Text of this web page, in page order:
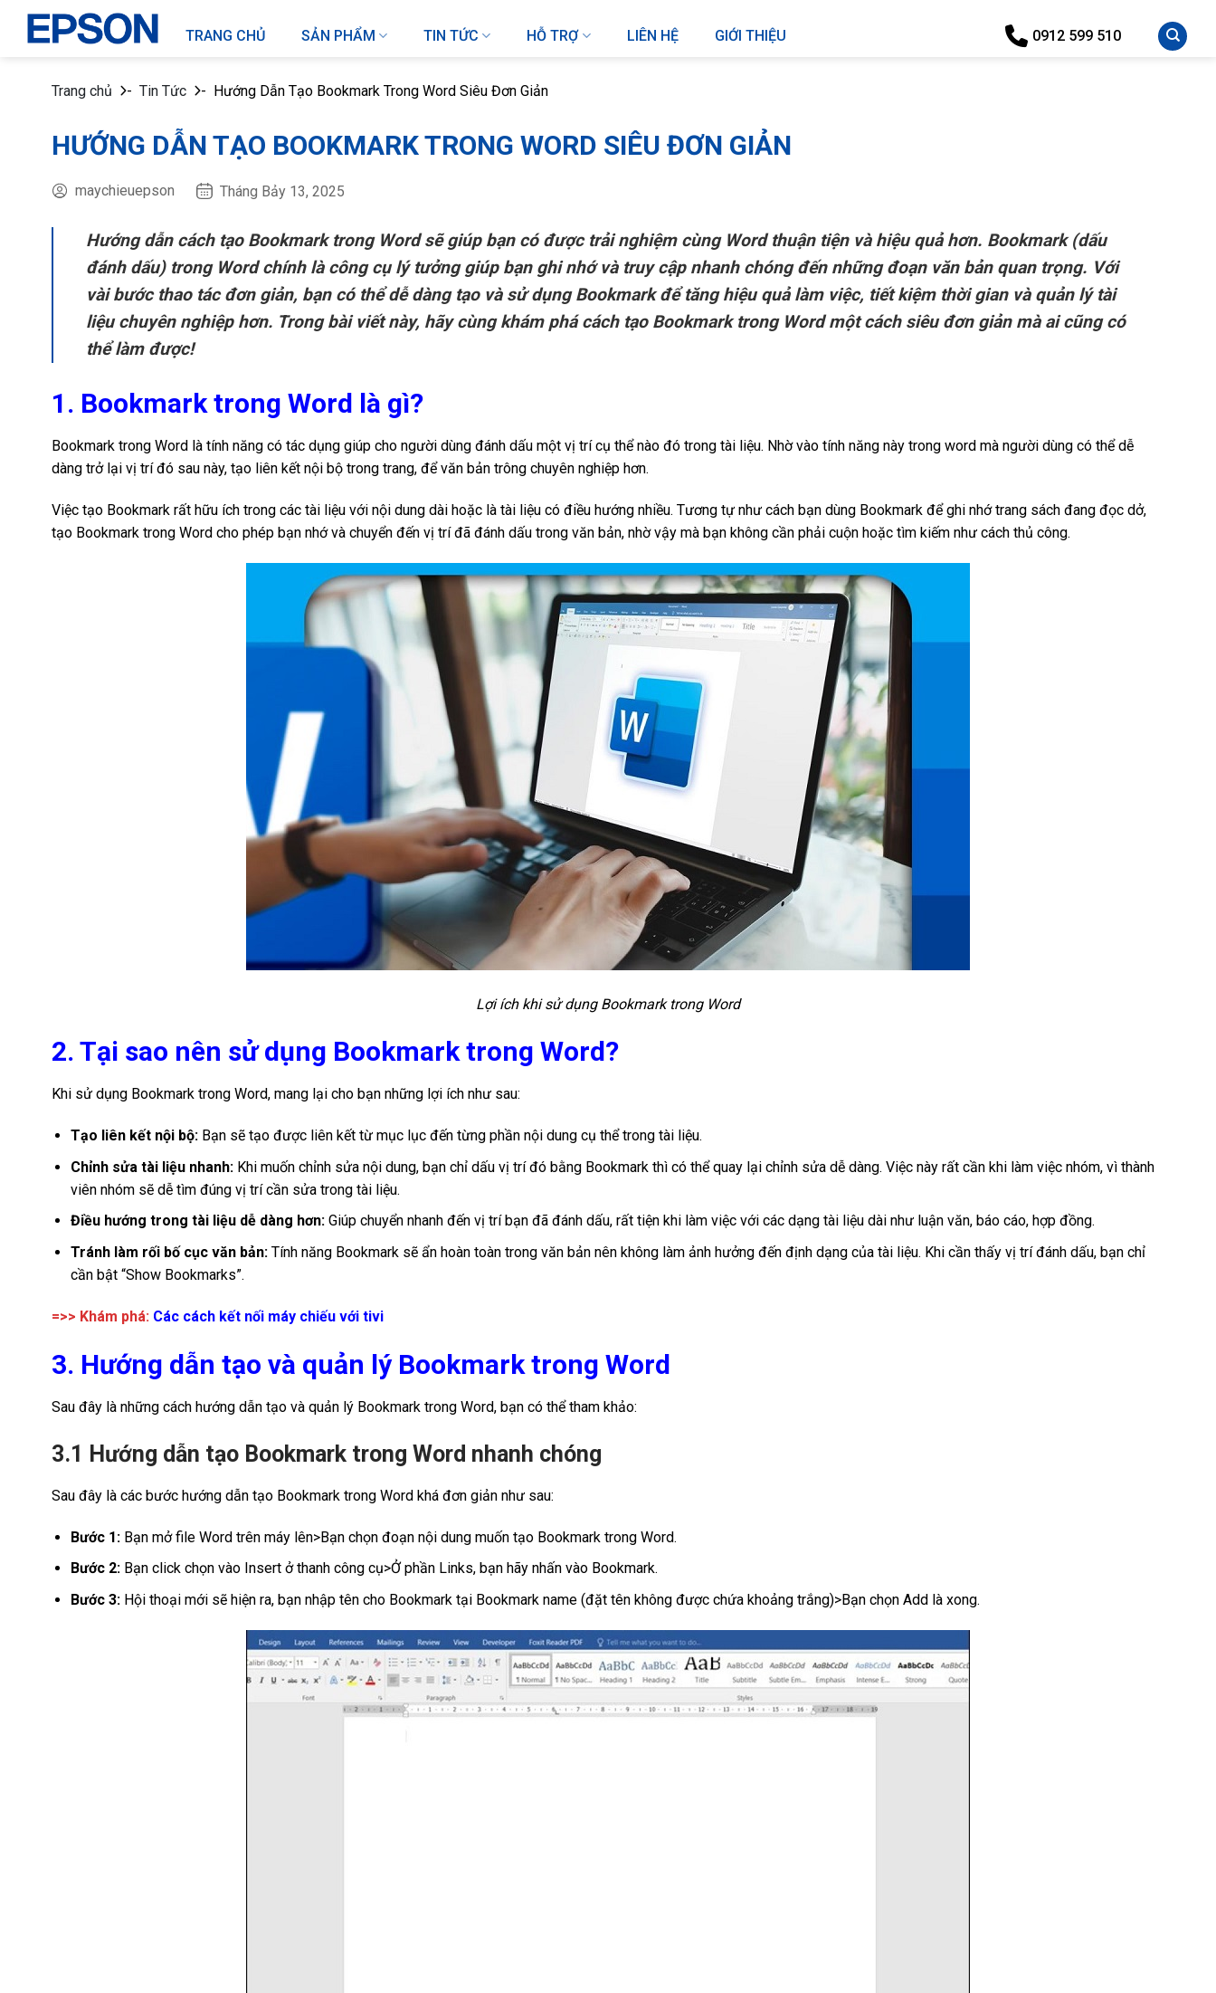
Chuyển
TRANG CHỦ SẢN PHẨM TIN TỨC HỖ TRỢ LIÊN HỆ GIỚI THIỆU 0912 599 510
Trang chủ - Tin Tức - Hướng Dẫn Tạo Bookmark Trong Word Siêu Đơn Giản
HƯỚNG DẪN TẠO BOOKMARK TRONG WORD SIÊU ĐƠN GIẢN
maychieuepson Tháng Bảy 13, 2025
Hướng dẫn cách tạo Bookmark trong Word sẽ giúp bạn có được trải nghiệm cùng Word thuận tiện và hiệu quả hơn. Bookmark (dấu
đánh dấu) trong Word chính là công cụ lý tưởng giúp bạn ghi nhớ và truy cập nhanh chóng đến những đoạn văn bản quan trọng. Với
vài bước thao tác đơn giản, bạn có thể dễ dàng tạo và sử dụng Bookmark để tăng hiệu quả làm việc, tiết kiệm thời gian và quản lý tài
liệu chuyên nghiệp hơn. Trong bài viết này, hãy cùng khám phá cách tạo Bookmark trong Word một cách siêu đơn giản mà ai cũng có
thể làm được!
1. Bookmark trong Word là gì?
Bookmark trong Word là tính năng có tác dụng giúp cho người dùng đánh dấu một vị trí cụ thể nào đó trong tài liệu. Nhờ vào tính năng này trong word mà người dùng có thể dễ
dàng trở lại vị trí đó sau này, tạo liên kết nội bộ trong trang, để văn bản trông chuyên nghiệp hơn.
Việc tạo Bookmark rất hữu ích trong các tài liệu với nội dung dài hoặc là tài liệu có điều hướng nhiều. Tương tự như cách bạn dùng Bookmark để ghi nhớ trang sách đang đọc dở,
tạo Bookmark trong Word cho phép bạn nhớ và chuyển đến vị trí đã đánh dấu trong văn bản, nhờ vậy mà bạn không cần phải cuộn hoặc tìm kiếm như cách thủ công.
Lợi ích khi sử dụng Bookmark trong Word
2. Tại sao nên sử dụng Bookmark trong Word?
Khi sử dụng Bookmark trong Word, mang lại cho bạn những lợi ích như sau:
Tạo liên kết nội bộ:Bạn sẽ tạo được liên kết từ mục lục đến từng phần nội dung cụ thể trong tài liệu.
Chỉnh sửa tài liệu nhanh:Khi muốn chỉnh sửa nội dung, bạn chỉ dấu vị trí đó bằng Bookmark thì có thể quay lại chỉnh sửa dễ dàng. Việc này rất cần khi làm việc nhóm, vì thành
viên nhóm sẽ dễ tìm đúng vị trí cần sửa trong tài liệu.
Điều hướng trong tài liệu dễ dàng hơn:Giúp chuyển nhanh đến vị trí bạn đã đánh dấu, rất tiện khi làm việc với các dạng tài liệu dài như luận văn, báo cáo, hợp đồng.
Tránh làm rối bố cục văn bản:Tính năng Bookmark sẽ ẩn hoàn toàn trong văn bản nên không làm ảnh hưởng đến định dạng của tài liệu. Khi cần thấy vị trí đánh dấu, bạn chỉ
cần bật “Show Bookmarks”.
=>> Khám phá: Các cách kết nối máy chiếu với tivi
3. Hướng dẫn tạo và quản lý Bookmark trong Word
Sau đây là những cách hướng dẫn tạo và quản lý Bookmark trong Word, bạn có thể tham khảo:
3.1 Hướng dẫn tạo Bookmark trong Word nhanh chóng
Sau đây là các bước hướng dẫn tạo Bookmark trong Word khá đơn giản như sau:
Bước 1:Bạn mở file Word trên máy lên>Bạn chọn đoạn nội dung muốn tạo Bookmark trong Word.
Bước 2:Bạn click chọn vào Insert ở thanh công cụ>Ở phần Links, bạn hãy nhấn vào Bookmark.
Bước 3:Hội thoại mới sẽ hiện ra, bạn nhập tên cho Bookmark tại Bookmark name (đặt tên không được chứa khoảng trắng)>Bạn chọn Add là xong.